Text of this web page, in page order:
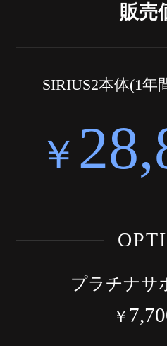
販売
SIRIUS2本体(1
￥
プラチナサ
￥